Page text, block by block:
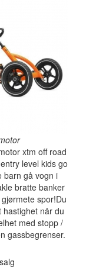
xtm off road
level kids go
barn gå vogn i
bratte banker
spor!Du
hastighet når du
med stopp /
gassbegrenser.